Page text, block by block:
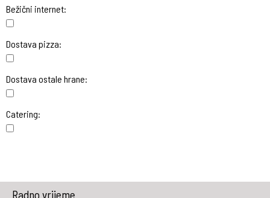
Bežični internet:
Dostava pizza:
Dostava ostale hrane:
Catering:
Radno vrijeme